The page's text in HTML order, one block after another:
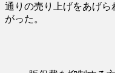
通りの売り上げをあげら
がった。